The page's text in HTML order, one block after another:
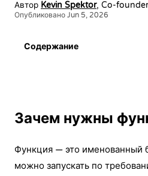
Автор Kevin Spektor, Co-
Опубликовано Jun 5, 2026
Зачем нужны
Функция — это именованный
можно запускать по
Содержание